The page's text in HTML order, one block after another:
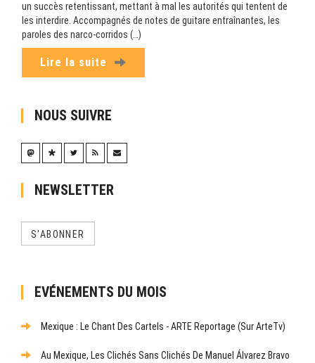
un succès retentissant, mettant à mal les autorités qui tentent de
les interdire. Accompagnés de notes de guitare entraînantes, les
paroles des narco-corridos (…)
Lire la suite
NOUS SUIVRE
NEWSLETTER
S'ABONNER
EVÉNEMENTS DU MOIS
Mexique : Le Chant Des Cartels - ARTE Reportage (sur ArteTv)
Au Mexique, Les Clichés Sans Clichés De Manuel Álvarez Bravo